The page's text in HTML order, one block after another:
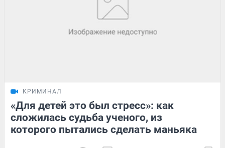
КРИМИНАЛ
«Для детей это был стресс»: как
сложилась судьба ученого, из
которого пытались сделать маньяка